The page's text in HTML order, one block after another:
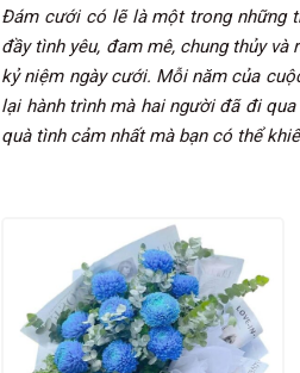
Đám cưới có lẽ là một trong những
đầy tình yêu, đam mê, chung thủy
kỷ niệm ngày cưới. Mỗi năm của
lại hành trình mà hai người đã đi
quà tình cảm nhất mà bạn có thể